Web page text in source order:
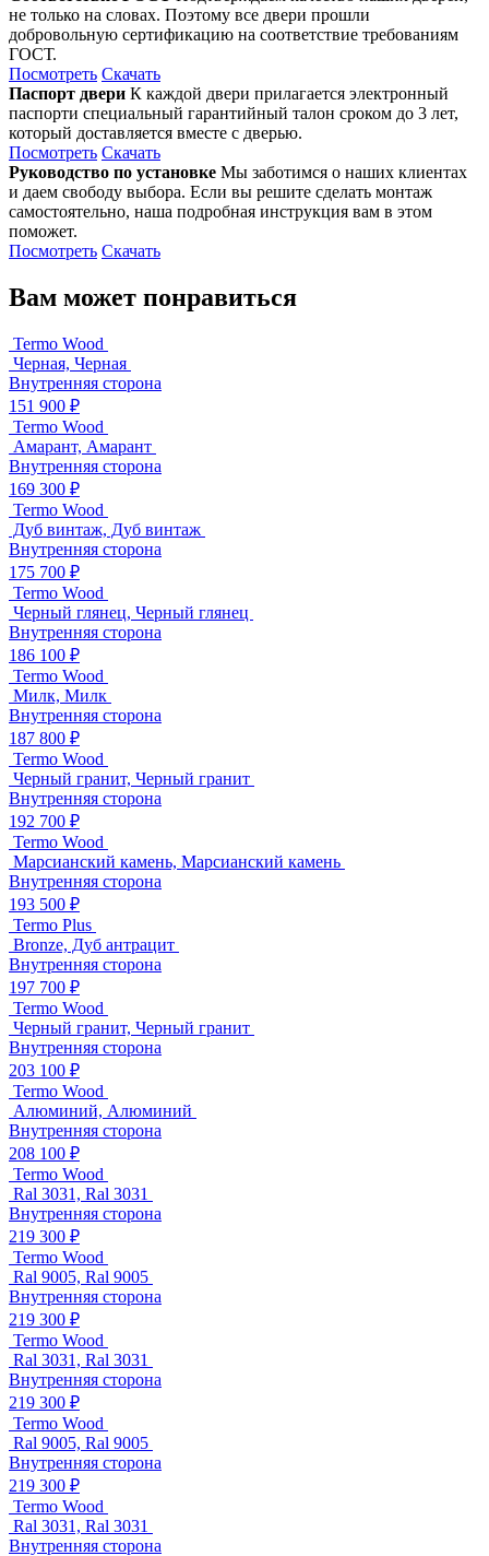
не только на словах. Поэтому все двери прошли
добровольную сертификацию на соответствие требованиям
ГОСТ.
Посмотреть Скачать
Паспорт двери К каждой двери прилагается электронный
паспорти специальный гарантийный талон сроком до 3 лет,
который доставляется вместе с дверью.
Посмотреть Скачать
Руководство по установке Мы заботимся о наших клиентах
и даем свободу выбора. Если вы решите сделать монтаж
самостоятельно, наша подробная инструкция вам в этом
поможет.
Посмотреть Скачать
Вам может понравиться
Termo Wood
Черная, Черная
Внутренняя сторона
151 900 ₽
Termo Wood
Амарант, Амарант
Внутренняя сторона
169 300 ₽
Termo Wood
Дуб винтаж, Дуб винтаж
Внутренняя сторона
175 700 ₽
Termo Wood
Черный глянец, Черный глянец
Внутренняя сторона
186 100 ₽
Termo Wood
Милк, Милк
Внутренняя сторона
187 800 ₽
Termo Wood
Черный гранит, Черный гранит
Внутренняя сторона
192 700 ₽
Termo Wood
Марсианский камень, Марсианский камень
Внутренняя сторона
193 500 ₽
Termo Plus
Bronze, Дуб антрацит
Внутренняя сторона
197 700 ₽
Termo Wood
Черный гранит, Черный гранит
Внутренняя сторона
203 100 ₽
Termo Wood
Алюминий, Алюминий
Внутренняя сторона
208 100 ₽
Termo Wood
Ral 3031, Ral 3031
Внутренняя сторона
219 300 ₽
Termo Wood
Ral 9005, Ral 9005
Внутренняя сторона
219 300 ₽
Termo Wood
Ral 3031, Ral 3031
Внутренняя сторона
219 300 ₽
Termo Wood
Ral 9005, Ral 9005
Внутренняя сторона
219 300 ₽
Termo Wood
Ral 3031, Ral 3031
Внутренняя сторона